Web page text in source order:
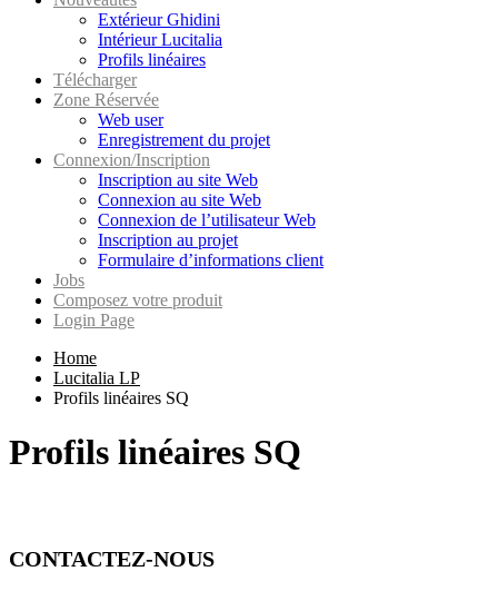
Extérieur Ghidini
Intérieur Lucitalia
Profils linéaires
Télécharger
Zone Réservée
Web user
Enregistrement du projet
Connexion/Inscription
Inscription au site Web
Connexion au site Web
Connexion de l’utilisateur Web
Inscription au projet
Formulaire d’informations client
Jobs
Composez votre produit
Login Page
Home
Lucitalia LP
Profils linéaires SQ
Profils linéaires SQ
CONTACTEZ-NOUS